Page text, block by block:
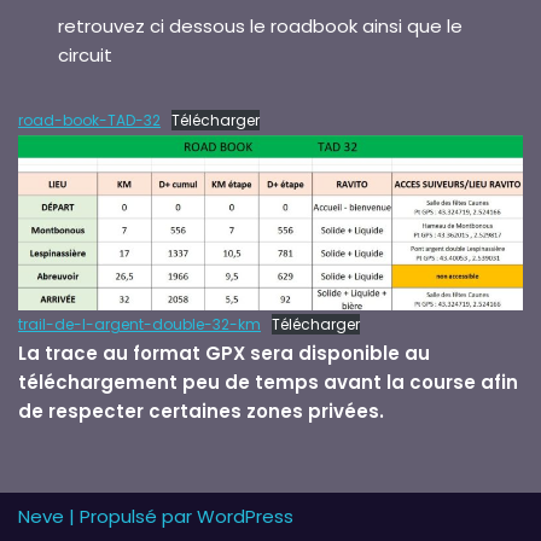
retrouvez ci dessous le roadbook ainsi que le
circuit
road-book-TAD-32 Télécharger
trail-de-l-argent-double-32-km Télécharger
La trace au format GPX sera disponible au
téléchargement peu de temps avant la course afin
de respecter certaines zones privées.
Neve | Propulsé parWordPress